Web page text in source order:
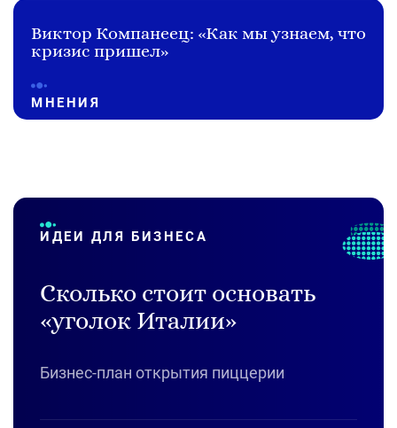
Виктор Компанеец: «Как мы узнаем, что
кризис пришел»
МНЕНИЯ
ИДЕИ ДЛЯ БИЗНЕСА
Сколько стоит основать
«уголок Италии»
Бизнес-план открытия пиццерии